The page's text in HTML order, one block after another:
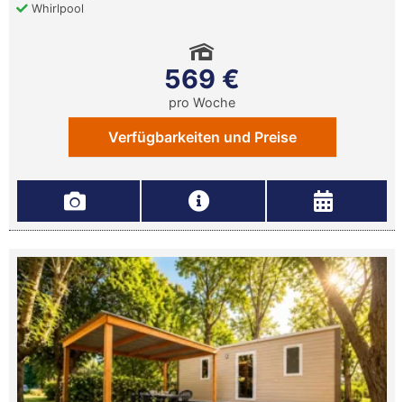
Whirlpool
569 €
pro Woche
Verfügbarkeiten und Preise